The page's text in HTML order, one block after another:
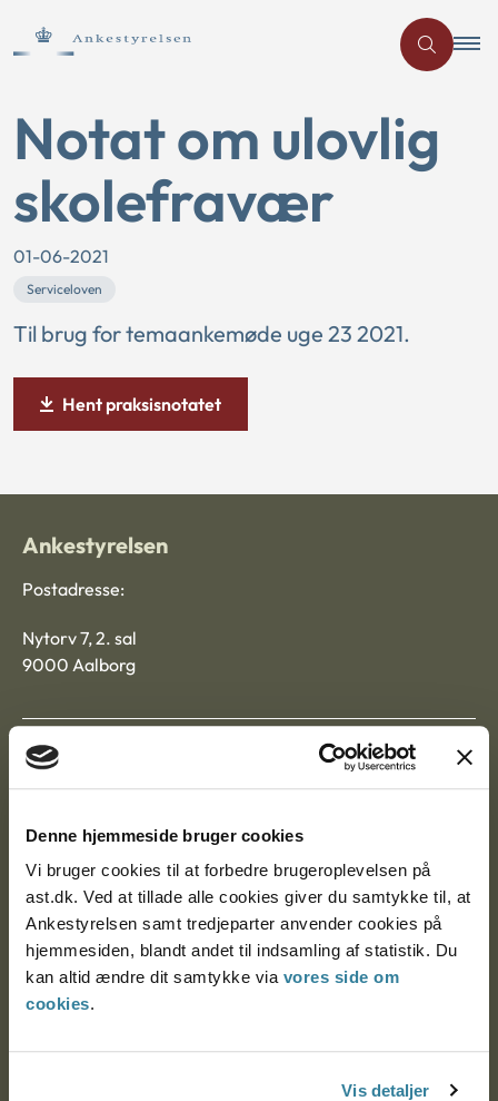
Denne hjemmeside bruger cookies
Vi bruger cookies til at forbedre brugeroplevelsen på
ast.dk. Ved at tillade alle cookies giver du samtykke til, at
Ankestyrelsen samt tredjeparter anvender cookies på
hjemmesiden, blandt andet til indsamling af statistik. Du
kan altid ændre dit samtykke via vores side om
cookies.
Vis detaljer
Notat om ulovlig
skolefravær
01-06-2021
Serviceloven
Til brug for temaankemøde uge 23 2021.
Hent praksisnotatet
Ankestyrelsen
Postadresse:
Nytorv 7, 2. sal
9000 Aalborg
Ankestyrelsen Aalborg
EAN: 57 98 000 35 48 21
CVR: 1007 4002
Om Ankestyrelsen